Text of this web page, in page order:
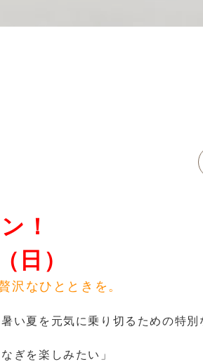
！
日）
沢なひとときを。
い夏を元気に乗り切るための特別
ぎを楽しみたい」